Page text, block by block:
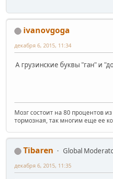
ivanovgoga
декабря 6, 2015, 11:34
А грузинские буквы "ган" и
Мозг состоит на 80 процентов
тормозная, так многим еще ее
Tibaren
Global
декабря 6, 2015, 11:35